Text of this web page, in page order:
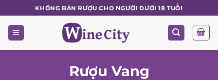
to
content
KHÔNG BÁN RƯỢU CHO NGƯỜI DƯỚI 18 TUỔI
Rượu Vang